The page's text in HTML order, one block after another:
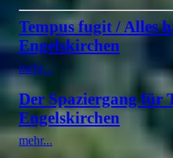
Tempus fugit / Alles
Engelskirchen
mehr...
Der Spaziergang für
Engelskirchen
mehr...